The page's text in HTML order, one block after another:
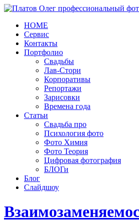
HOME
Сервис
Контакты
Портфолио
Свадьбы
Лав-Стори
Корпоративы
Репортажи
Зарисовки
Времена года
Статьи
Свадьба про
Психология фото
Фото Химия
Фото Теория
Цифровая фотография
БЛОГи
Блог
Слайдшоу